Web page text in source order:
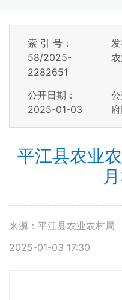
索 引 号：
58/2025-
2282651
公开日期：
2025-01-03
平江县农业
来源：平江县农业农村局
2025-01-03 17:30